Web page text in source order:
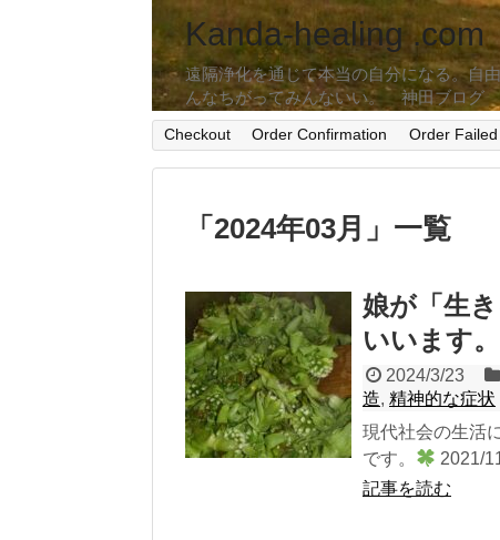
Kanda-healing .com
遠隔浄化を通じて本当の自分になる。自
んなちがってみんないい。 神田ブログ
Checkout Order Confirmation Order Failed
「 2024年03月 」 一覧
娘が「生
いいます
2024/3/23
造, 精神的な症状
現代社会の生活
です。
2021/
記事を読む